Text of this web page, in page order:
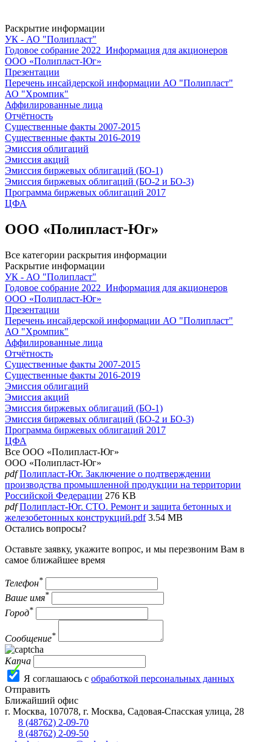
Раскрытие информации
УК - АО "Полипласт"
Годовое собрание 2022_Информация для акционеров
ООО «Полипласт-Юг»
Презентации
Перечень инсайдерской информации АО "Полипласт"
АО "Хромпик"
Аффилированные лица
Отчётность
Существенные факты 2007-2015
Существенные факты 2016-2019
Эмиссия облигаций
Эмиссия акций
Эмиссия биржевых облигаций (БО-1)
Эмиссия биржевых облигаций (БО-2 и БО-3)
Программа биржевых облигаций 2017
ЦФА
ООО «Полипласт-Юг»
Все категории раскрытия информации
Раскрытие информации
УК - АО "Полипласт"
Годовое собрание 2022_Информация для акционеров
ООО «Полипласт-Юг»
Презентации
Перечень инсайдерской информации АО "Полипласт"
АО "Хромпик"
Аффилированные лица
Отчётность
Существенные факты 2007-2015
Существенные факты 2016-2019
Эмиссия облигаций
Эмиссия акций
Эмиссия биржевых облигаций (БО-1)
Эмиссия биржевых облигаций (БО-2 и БО-3)
Программа биржевых облигаций 2017
ЦФА
Все ООО «Полипласт-Юг»
ООО «Полипласт-Юг»
pdf Полипласт-Юг. Заключение о подтверждении
производства промышленной продукции на территории
Российской Федерации 276 KB
pdf Полипласт-Юг. СТО. Ремонт и защита бетонных и
железобетонных конструкций.pdf 3.54 MB
Остались вопросы?
Оставьте заявку, укажите вопрос, и мы перезвоним Вам в
самое ближайшее время
Телефон*
Ваше имя*
Город*
Сообщение*
Капча
Я соглашаюсь с обработкой персональных данных
Отправить
Ближайший офис
г. Москва, 107078, г. Москва, Садовая-Спасская улица, 28
8 (48762) 2-09-70
8 (48762) 2-09-50